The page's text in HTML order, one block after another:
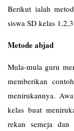
Berikut ialah
siswa SD kelas
Metode abjad
Mula-mula guru
memberikan
menirukannya.
kelas buat
rekan semeja